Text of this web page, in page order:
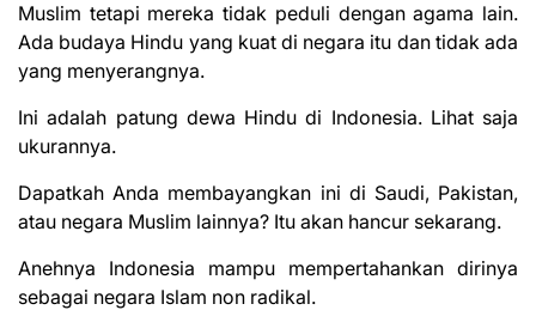
Muslim tetapi mereka tidak peduli dengan agama lain.
Ada budaya Hindu yang kuat di negara itu dan tidak ada
yang menyerangnya.
Ini adalah patung dewa Hindu di Indonesia. Lihat saja
ukurannya.
Dapatkah Anda membayangkan ini di Saudi, Pakistan,
atau negara Muslim lainnya? Itu akan hancur sekarang.
Anehnya Indonesia mampu mempertahankan dirinya
sebagai negara Islam non radikal.